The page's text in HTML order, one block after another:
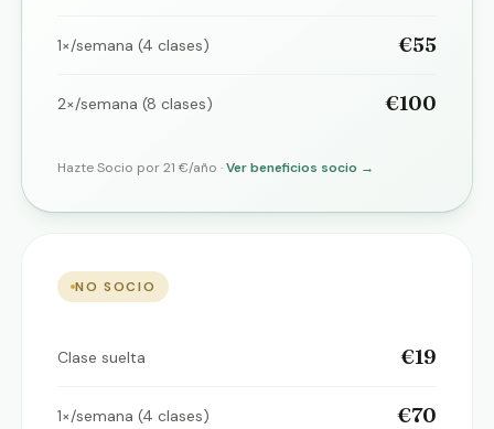
1×/semana (4 clases) €55
2×/semana (8 clases) €100
Hazte Socio por 21 €/año ·Ver beneficios socio →
NO SOCIO
Clase suelta €19
1×/semana (4 clases) €70